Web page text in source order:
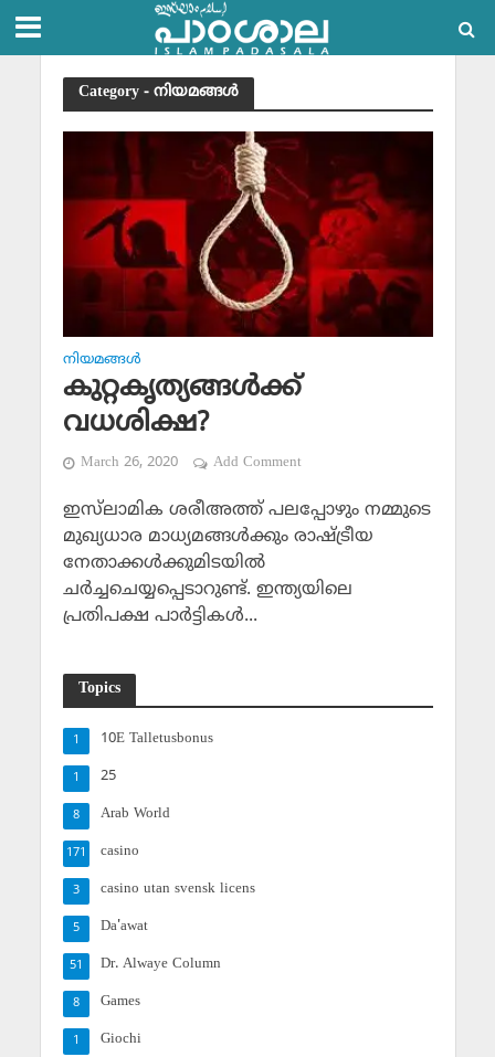
Category - നിയമങ്ങള്‍
നിയമങ്ങള്‍
കുറ്റകൃത്യങ്ങള്‍ക്ക്
വധശിക്ഷ?
March 26, 2020 Add Comment
ഇസ്‌ലാമിക ശരീഅത്ത് പലപ്പോഴും നമ്മുടെ
മുഖ്യധാര മാധ്യമങ്ങള്‍ക്കും രാഷ്ട്രീയ
നേതാക്കള്‍ക്കുമിടയില്‍
ചര്‍ച്ചചെയ്യപ്പെടാറുണ്ട്. ഇന്ത്യയിലെ
പ്രതിപക്ഷ പാര്‍ട്ടികള്‍...
Topics
10E Talletusbonus
1
25
1
Arab World
8
casino
171
casino utan svensk licens
3
Da'awat
5
Dr. Alwaye Column
51
Games
8
Giochi
1